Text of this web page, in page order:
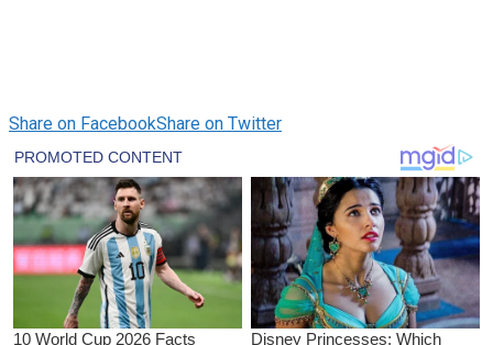
Share on FacebookShare on Twitter